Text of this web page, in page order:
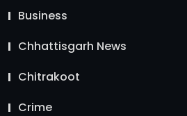
Business
Chhattisgarh News
Chitrakoot
Crime